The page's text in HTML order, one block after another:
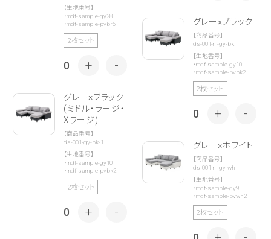
【生地番号】
・mdf-sample-gy28
・mdf-sample-pvbr6
2枚セット
0 + -
グレー×ブラック
(ミドル・ラージ・
Xラージ)
【商品番号】
ds-001-gy-bk-1
【生地番号】
・mdf-sample-gy10
・mdf-sample-pvbk2
2枚セット
0 + -
グレー×ブラック
【商品番号】
ds-001-m-gy-bk
【生地番号】
・mdf-sample-gy10
・mdf-sample-pvbk2
2枚セット
0 + -
グレー×ホワイト
【商品番号】
ds-001-m-gy-wh
【生地番号】
・mdf-sample-gy9
・mdf-sample-pvwh2
2枚セット